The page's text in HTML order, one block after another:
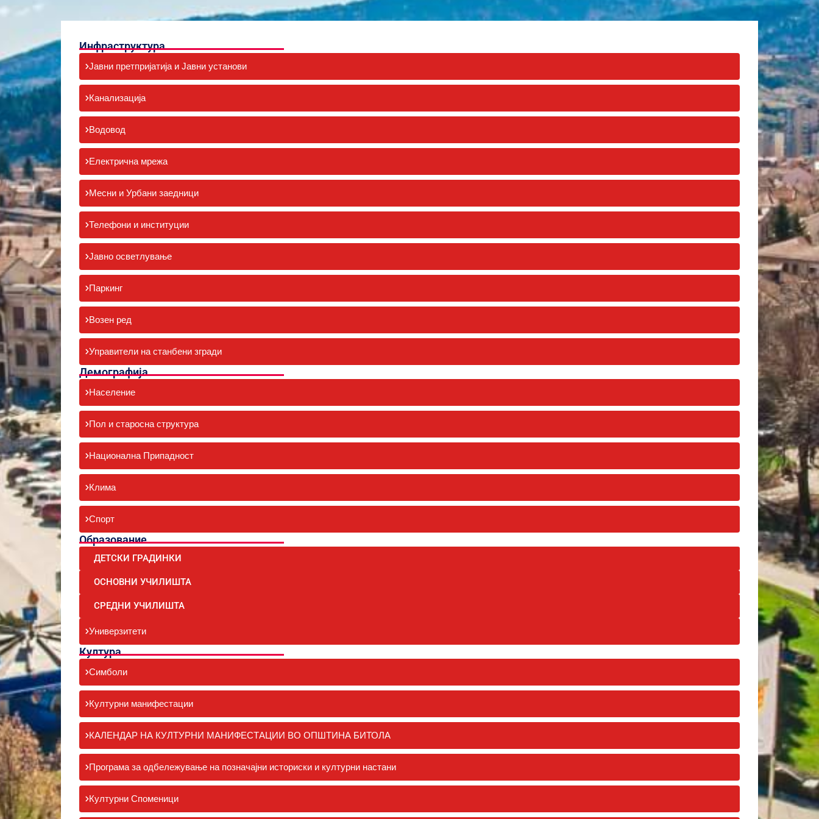
Инфраструктура
Јавни претпријатија и Јавни установи
Канализација
Водовод
Електрична мрежа
Месни и Урбани заедници
Телефони и институции
Јавно осветлување
Паркинг
Возен ред
Управители на станбени згради
Демографија
Население
Пол и старосна структура
Национална Припадност
Клима
Спорт
Образование
ДЕТСКИ ГРАДИНКИ
ОСНОВНИ УЧИЛИШТА
СРЕДНИ УЧИЛИШТА
Универзитети
Култура
Симболи
Културни манифестации
КАЛЕНДАР НА КУЛТУРНИ МАНИФЕСТАЦИИ ВО ОПШТИНА БИТОЛА
Програма за одбележување на позначајни историски и културни настани
Културни Споменици